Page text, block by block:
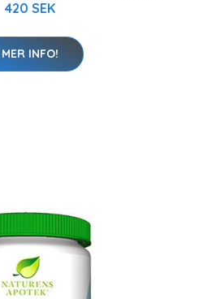
420 SEK
MER INFO!